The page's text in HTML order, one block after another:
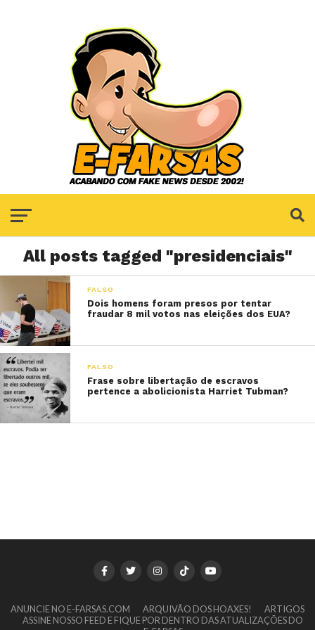
All posts tagged "presidenciais"
FALSO
Dois homens foram presos por tentar
fraudar 8 mil votos nas eleições dos EUA?
FALSO
Frase sobre libertação de escravos
pertence a abolicionista Harriet Tubman?
ANUNCIE NO E-FARSAS.COM ARQUIVÃO DOS HOAXES!
ARTIGOS
ASSINE NOSSO FEED E FIQUE POR DENTRO DAS ATUALIZAÇÕES DO